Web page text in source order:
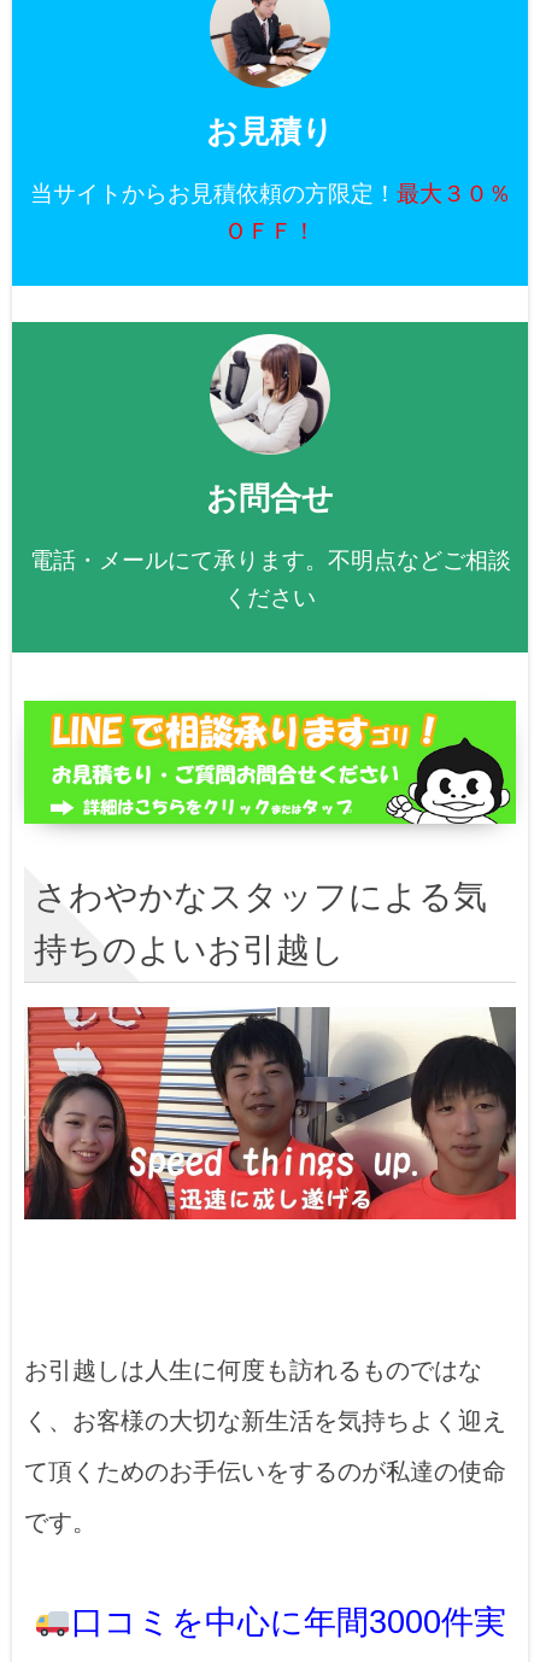
お見積り
当サイトからお見積依頼の方限定！ 最大３０％
ＯＦＦ！
お問合せ
電話・メールにて承ります。不明点などご相談
ください
さわやかなスタッフによる気
持ちのよいお引越し
お引越しは人生に何度も訪れるものではな
く、お客様の大切な新生活を気持ちよく迎え
て頂くためのお手伝いをするのが私達の使命
です。
口コミを中心に年間3000件実